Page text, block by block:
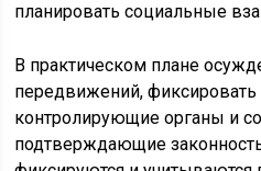
планировать социальные
В практическом плане
передвижений,
контролирующие органы и
подтверждающие